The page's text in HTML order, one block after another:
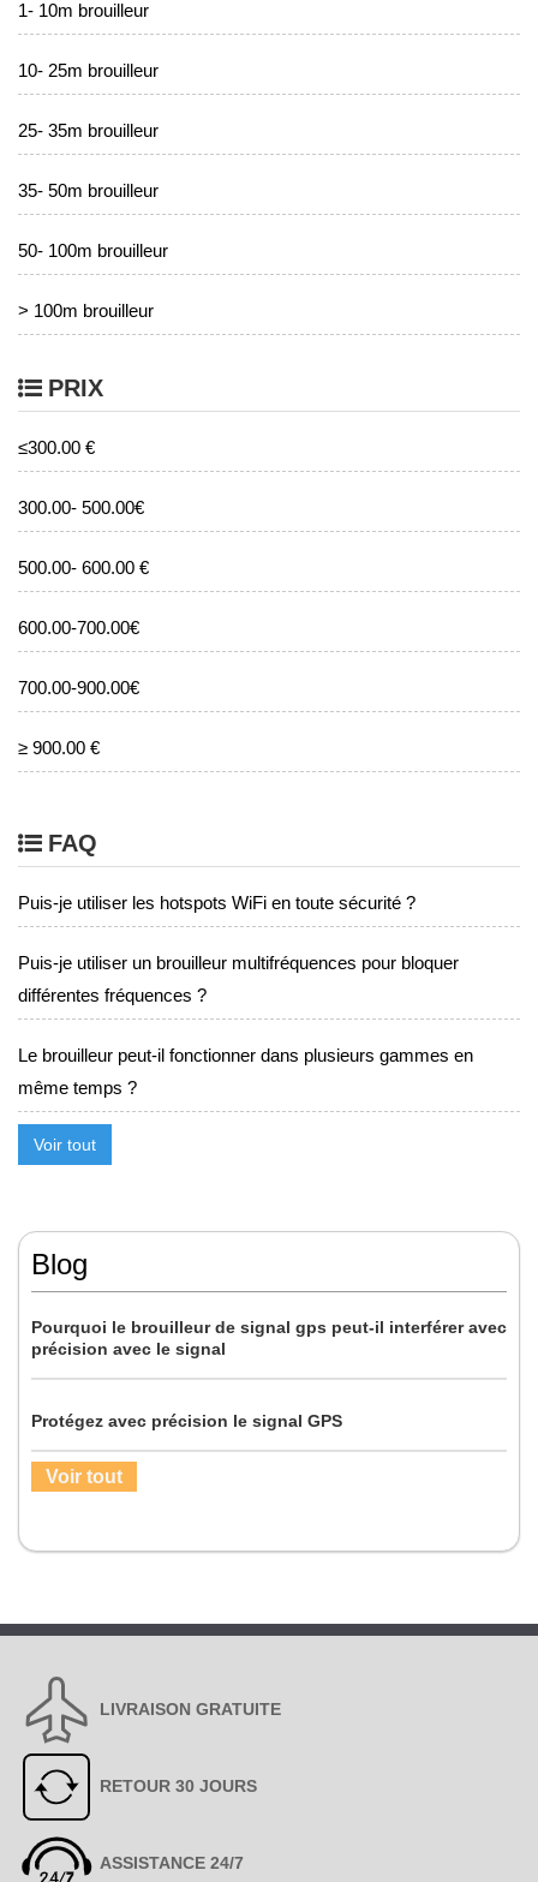
1- 10m brouilleur
10- 25m brouilleur
25- 35m brouilleur
35- 50m brouilleur
50- 100m brouilleur
> 100m brouilleur
PRIX
≤300.00 €
300.00- 500.00€
500.00- 600.00 €
600.00-700.00€
700.00-900.00€
≥ 900.00 €
FAQ
Puis-je utiliser les hotspots WiFi en toute sécurité ?
Puis-je utiliser un brouilleur multifréquences pour bloquer
différentes fréquences ?
Le brouilleur peut-il fonctionner dans plusieurs gammes en
même temps ?
Voir tout
Blog
Pourquoi le brouilleur de signal gps peut-il interférer avec
précision avec le signal
Protégez avec précision le signal GPS
Voir tout
LIVRAISON GRATUITE
RETOUR 30 JOURS
ASSISTANCE 24/7